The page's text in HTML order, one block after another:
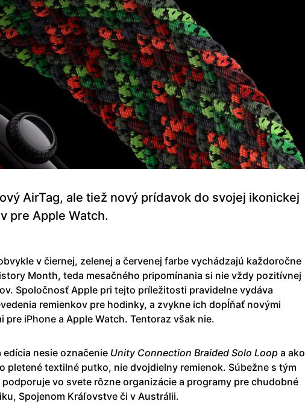
AirTag, ale tiež nový prídavok do svojej ikonickej
pre Apple Watch.
v čiernej, zelenej a červenej farbe vychádzajú každoročne
Month, teda mesačného pripomínania si nie vždy pozitívnej
Spoločnosť Apple pri tejto príležitosti pravidelne vydáva
remienkov pre hodinky, a zvykne ich dopĺňať novými
pre iPhone a Apple Watch. Tentoraz však nie.
nesie označenie Unity Connection Braided Solo Loop a ako
pletené textilné putko, nie dvojdielny remienok. Súbežne s tým
vo svete rôzne organizácie a programy pre chudobné
Spojenom Kráľovstve či v Austrálii.